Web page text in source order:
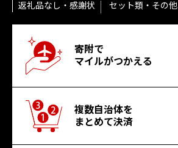
返礼品なし・感謝状
セット類・その他
寄附で
マイルがつかえる
複数自治体を
まとめて決済